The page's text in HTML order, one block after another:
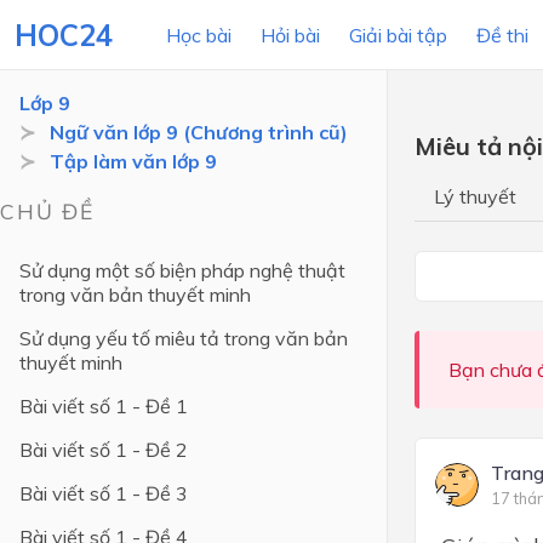
HOC24 Học bài Hỏi bài Giải bài tập Đề thi
LỚP HỌC
Lớp 11
Lớp 8
Lớp 7
Lớp 6
Lớp 9
Ngữ văn lớp 9 (Chương trình cũ)
Tập làm văn lớp 9
CHỦ ĐỀ
Sử dụng một số biện pháp nghệ thuật
trong văn bản thuyết minh
Sử dụng yếu tố miêu tả trong văn bản
thuyết minh
Bài viết số 1 - Đề 1
Bài viết số 1 - Đề 2
Bài viết số 1 - Đề 3
Bài viết số 1 - Đề 4
Miêu tả
Lý thuyết
Bạn chưa
17